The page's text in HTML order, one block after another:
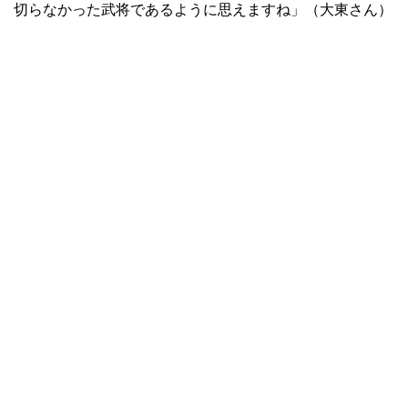
切らなかった武将であるように思えますね」（大東さん）